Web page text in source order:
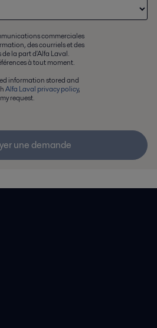
commerciales
des courriels et des
la part d'Alfa Laval.
à tout moment.
information stored and
Alfa Laval privacy policy,
request.
une demande